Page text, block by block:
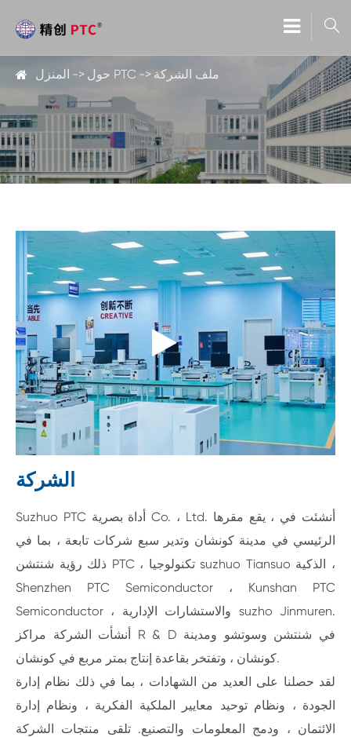

المنزل حول PTC ملف الشركة
الشركة
Suzhuo PTC أداة بصرية Co. ، Ltd. أنشئت في ، يقع مقرها
الرئيسي في مدينة كونشان وتدير سبع شركات تابعة ، بما في
ذلك رؤية شنتشن PTC ، تكنولوجيا suzhuo Tiansuo الذكية ،
Shenzhen PTC Semiconductor ، Kunshan PTC
Semiconductor ، والاستشارات الإدارية suzho Jinmuren.
أنشأت الشركة مراكز R & D في شنتشن وسوتشو ومدينة
كونشان ، وتفتخر بقاعدة إنتاج بمتر مربع في كونشان.
لقد حصلنا على العديد من الشهادات ، بما في ذلك نظام إدارة
الجودة ، ونظام توحيد معايير الملكية الفكرية ، ونظام إدارة
الائتمان ، ودمج المعلومات والتصنيع. تلقى منتجات الشركة